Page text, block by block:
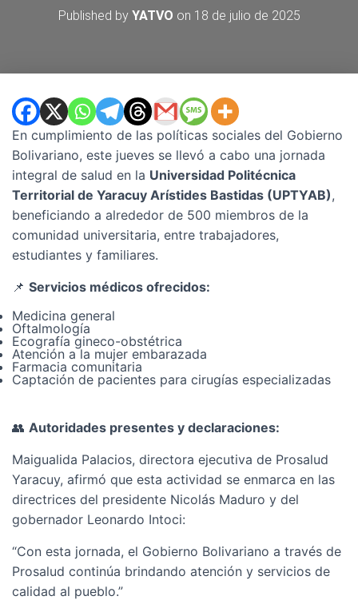
Published by YATVO on 18 de julio de 2025
En cumplimiento de las políticas sociales del Gobierno
Bolivariano, este jueves se llevó a cabo una jornada
integral de salud en la Universidad Politécnica
Territorial de Yaracuy Arístides Bastidas (UPTYAB),
beneficiando a alrededor de 500 miembros de la
comunidad universitaria, entre trabajadores,
estudiantes y familiares.
📌 Servicios médicos ofrecidos:
Medicina general
Oftalmología
Ecografía gineco-obstétrica
Atención a la mujer embarazada
Farmacia comunitaria
Captación de pacientes para cirugías especializadas
👥 Autoridades presentes y declaraciones:
Maigualida Palacios, directora ejecutiva de Prosalud
Yaracuy, afirmó que esta actividad se enmarca en las
directrices del presidente Nicolás Maduro y del
gobernador Leonardo Intoci:
“Con esta jornada, el Gobierno Bolivariano a través de
Prosalud continúa brindando atención y servicios de
calidad al pueblo.”